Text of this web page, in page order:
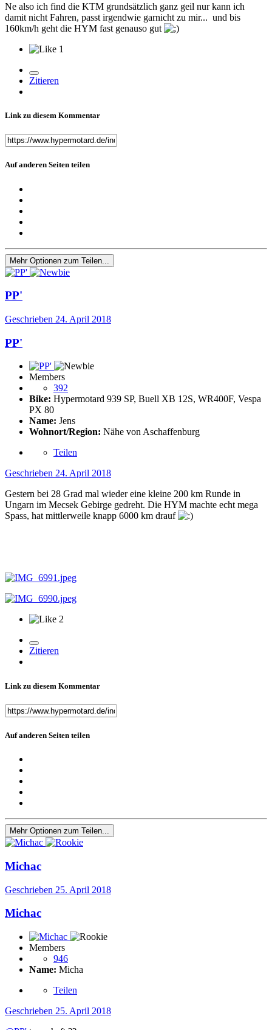
Ne also ich find die KTM grundsätzlich ganz geil nur kann ich
damit nicht Fahren, passt irgendwie garnicht zu mir... und bis
160km/h geht die HYM fast genauso gut
1
Zitieren
Link zu diesem Kommentar
Auf anderen Seiten teilen
Mehr Optionen zum Teilen...
PP'
Geschrieben 24. April 2018
PP'
Members
392
Bike: Hypermotard 939 SP, Buell XB 12S, WR400F, Vespa
PX 80
Name: Jens
Wohnort/Region: Nähe von Aschaffenburg
Teilen
Geschrieben 24. April 2018
Gestern bei 28 Grad mal wieder eine kleine 200 km Runde in
Ungarn im Mecsek Gebirge gedreht. Die HYM machte echt mega
Spass, hat mittlerweile knapp 6000 km drauf
2
Zitieren
Link zu diesem Kommentar
Auf anderen Seiten teilen
Mehr Optionen zum Teilen...
Michac
Geschrieben 25. April 2018
Michac
Members
946
Name: Micha
Teilen
Geschrieben 25. April 2018